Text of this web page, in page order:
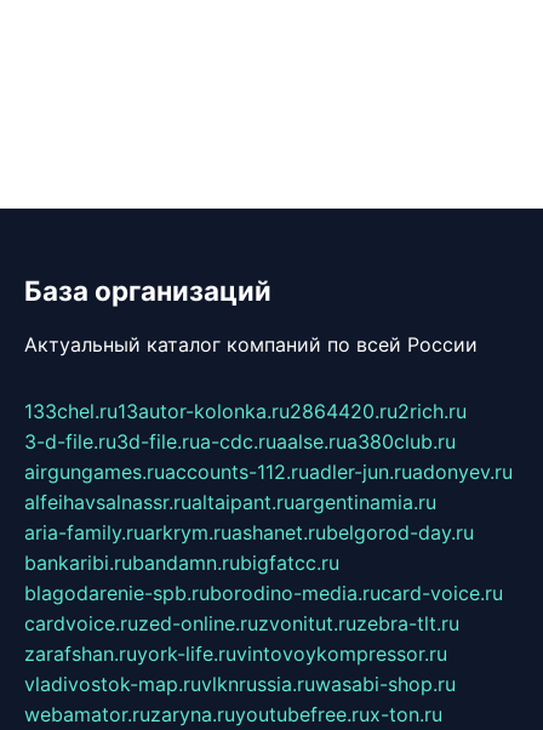
База организаций
Актуальный каталог компаний по всей России
133chel.ru13autor-kolonka.ru2864420.ru2rich.ru
3-d-file.ru3d-file.rua-cdc.ruaalse.rua380club.ru
airgungames.ruaccounts-112.ruadler-jun.ruadonyev.ru
alfeihavsalnassr.rualtaipant.ruargentinamia.ru
aria-family.ruarkrym.ruashanet.rubelgorod-day.ru
bankaribi.rubandamn.rubigfatcc.ru
blagodarenie-spb.ruborodino-media.rucard-voice.ru
cardvoice.ruzed-online.ruzvonitut.ruzebra-tlt.ru
zarafshan.ruyork-life.ruvintovoykompressor.ru
vladivostok-map.ruvlknrussia.ruwasabi-shop.ru
webamator.ruzaryna.ruyoutubefree.rux-ton.ru